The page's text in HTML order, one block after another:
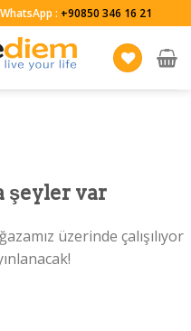
: +90850 346 16 21
şeyler var
üzerinde çalışılıyor